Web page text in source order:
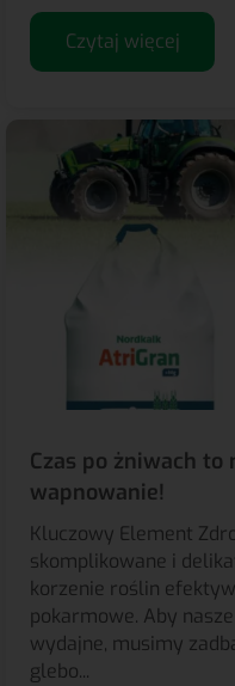
Czytaj więcej
Czas po żniwach
wapnowanie!
Kluczowy Element
skomplikowane i
korzenie roślin
pokarmowe. Aby
wydajne, musimy
glebo...